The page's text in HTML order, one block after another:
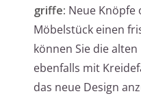
griffe: Neue Knöpfe
Möbelstück einen
können Sie die
ebenfalls mit
das neue Design